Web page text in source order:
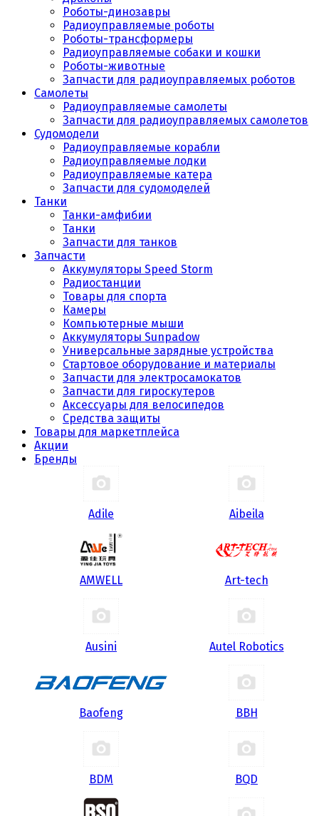
Роботы-динозавры
Радиоуправляемые роботы
Роботы-трансформеры
Радиоуправляемые собаки и кошки
Роботы-животные
Запчасти для радиоуправляемых роботов
Самолеты
Радиоуправляемые самолеты
Запчасти для радиоуправляемых самолетов
Судомодели
Радиоуправляемые корабли
Радиоуправляемые лодки
Радиоуправляемые катера
Запчасти для судомоделей
Танки
Танки-амфибии
Танки
Запчасти для танков
Запчасти
Аккумуляторы Speed Storm
Радиостанции
Товары для спорта
Камеры
Компьютерные мыши
Аккумуляторы Sunpadow
Универсальные зарядные устройства
Стартовое оборудование и материалы
Запчасти для электросамокатов
Запчасти для гироскутеров
Аксессуары для велосипедов
Средства защиты
Товары для маркетплейса
Акции
Бренды
Adile Aibeila
AMWELL Art-tech
Ausini Autel Robotics
Baofeng BBH
BDM BQD